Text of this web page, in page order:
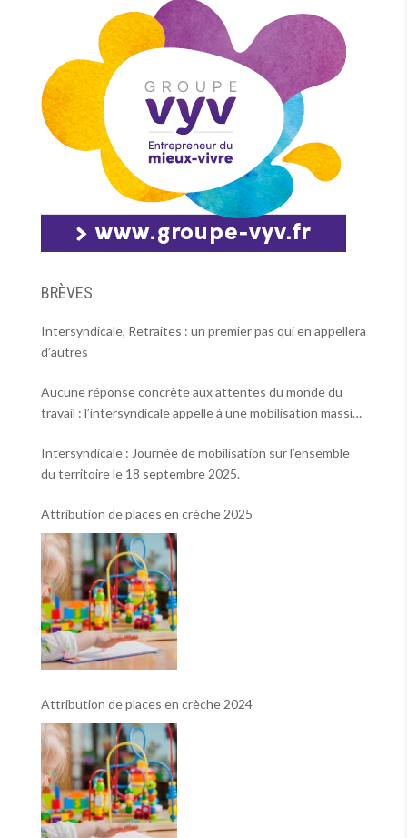
BRÈVES
Intersyndicale, Retraites : un premier pas qui en appellera
d’autres
Aucune réponse concrète aux attentes du monde du
travail : l’intersyndicale appelle à une mobilisation massive
Intersyndicale : Journée de mobilisation sur l’ensemble
du territoire le 18 septembre 2025.
Attribution de places en crèche 2025
Attribution de places en crèche 2024